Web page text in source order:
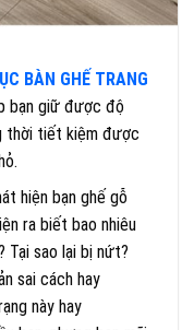
BÀN GHẾ TRANG
bạn giữ được độ
thời tiết kiệm được
hiện bạn ghế gỗ
ra biết bao nhiêu
Tại sao lại bị nứt?
sai cách hay
này hay